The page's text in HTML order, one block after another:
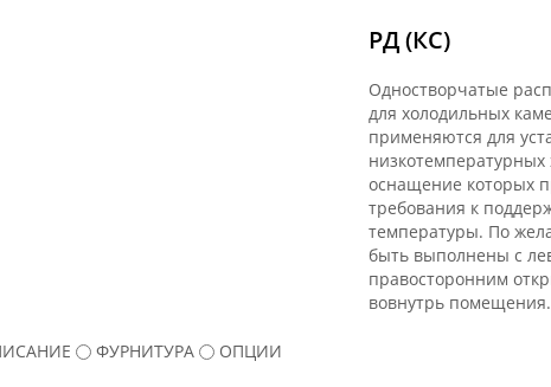
РД (КС)
Одностворчатые
для холодильных
применяются для
оснащение которых
требования к
температуры. По
быть выполнены с
правосторонним
вовнутрь помещения.
ФУРНИТУРА ОПЦИИ